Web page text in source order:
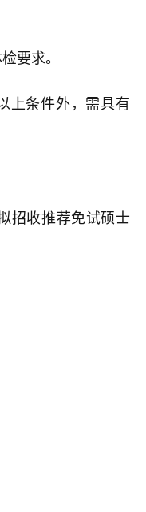
要求。
上条件外，需具有
招收推荐免试硕士